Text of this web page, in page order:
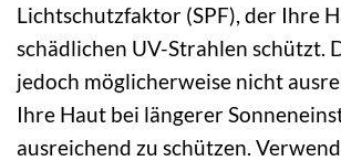
Lichtschutzfaktor (SPF), der Ihre
schädlichen UV-Strahlen schützt.
jedoch möglicherweise nicht
Ihre Haut bei längerer
ausreichend zu schützen.